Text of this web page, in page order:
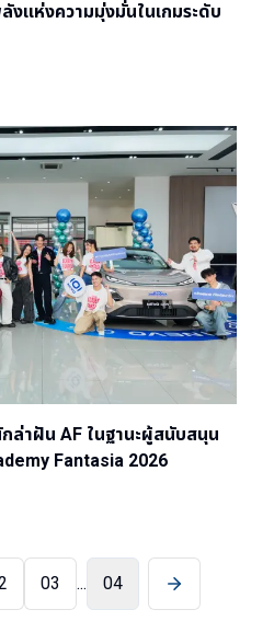
งแห่งความมุ่งมั่นในเกมระดับ
ล่าฝัน AF ในฐานะผู้สนับสนุน
Fantasia 2026
03 ... 04